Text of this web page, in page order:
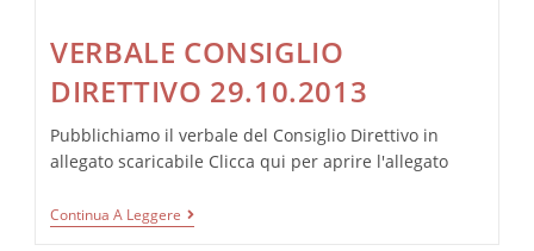
VERBALE CONSIGLIO
DIRETTIVO 29.10.2013
Pubblichiamo il verbale del Consiglio Direttivo in
allegato scaricabile Clicca qui per aprire l'allegato
Continua A Leggere VERBALE
CONSIGLIO